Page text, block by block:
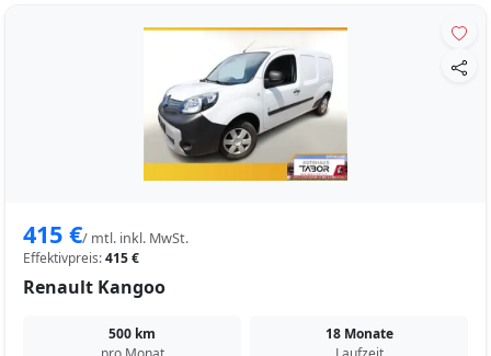
415 €/ mtl. inkl. MwSt.
Effektivpreis:415 €
Renault Kangoo
500 km
18 Monate